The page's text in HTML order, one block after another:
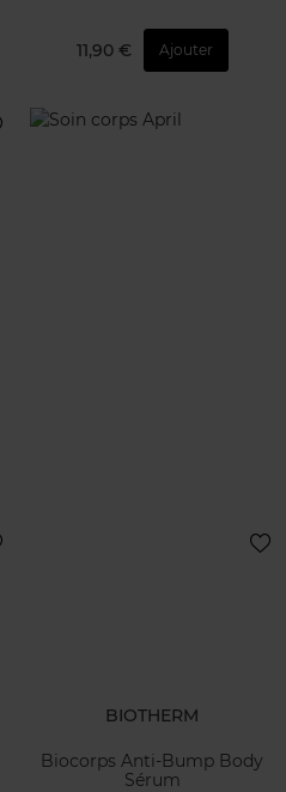
11,90 € Ajouter
BIOTHERM
Biocorps Anti-Bump Body
Sérum